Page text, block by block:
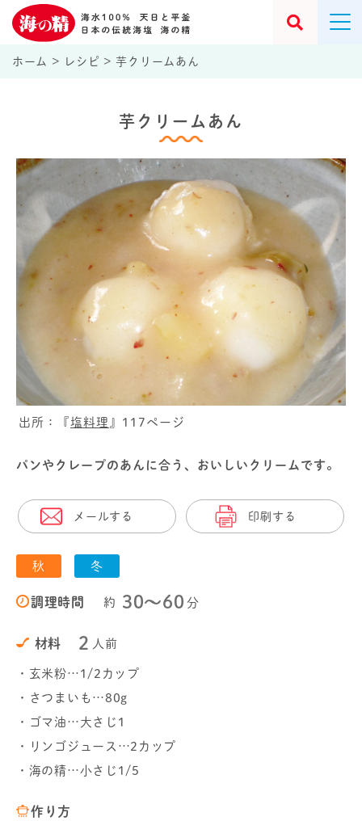
ホーム > レシピ > 芋クリームあん
芋クリームあん
出所：『塩料理 』117ページ
パンやクレープのあんに合う、おいしいクリームです。
メールする 印刷する
秋 冬
調理時間 約 30〜60 分
材料 2 人前
・玄米粉…1/2カップ
・さつまいも…80g
・ゴマ油…大さじ1
・リンゴジュース…2カップ
・海の精…小さじ1/5
作り方